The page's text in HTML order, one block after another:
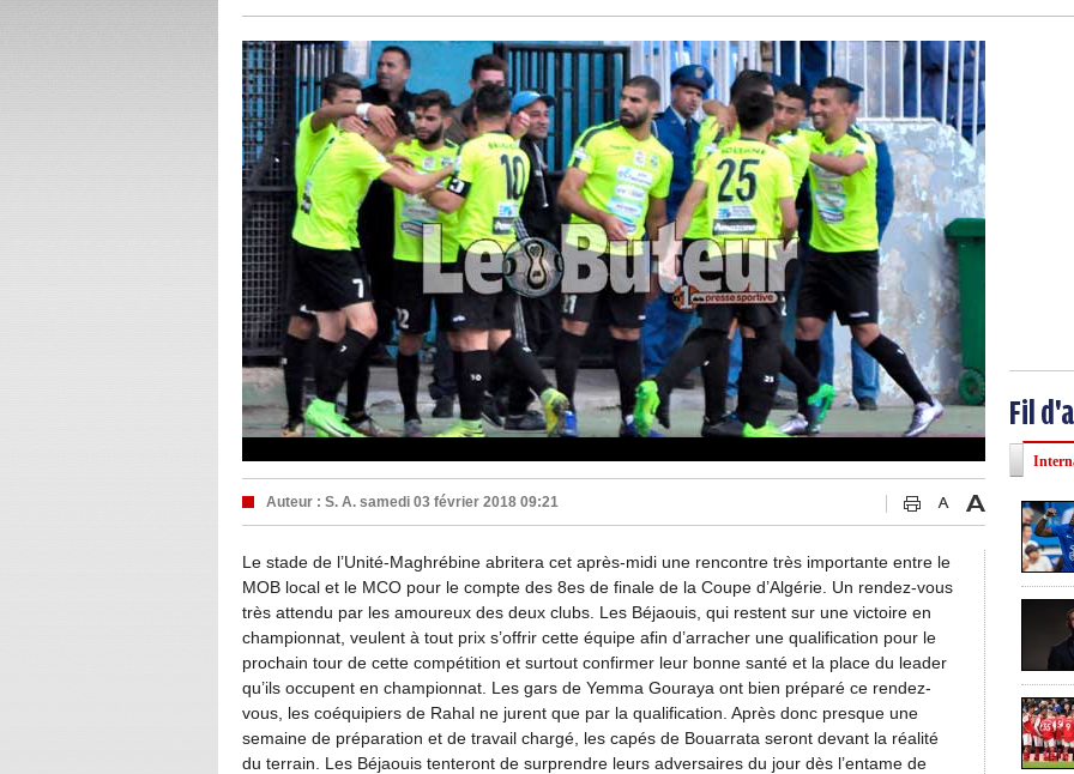
Auteur : S. A. samedi 03 février 2018 09:21
Le stade de l’Unité-Maghrébine abritera cet après-midi une rencontre très importante entre le
MOB local et le MCO pour le compte des 8es de finale de la Coupe d’Algérie. Un rendez-vous
très attendu par les amoureux des deux clubs. Les Béjaouis, qui restent sur une victoire en
championnat, veulent à tout prix s’offrir cette équipe afin d’arracher une qualification pour le
prochain tour de cette compétition et surtout confirmer leur bonne santé et la place du leader
qu’ils occupent en championnat. Les gars de Yemma Gouraya ont bien préparé ce rendez-
vous, les coéquipiers de Rahal ne jurent que par la qualification. Après donc presque une
semaine de préparation et de travail chargé, les capés de Bouarrata seront devant la réalité
du terrain. Les Béjaouis tenteront de surprendre leurs adversaires du jour dès l’entame de
Fil